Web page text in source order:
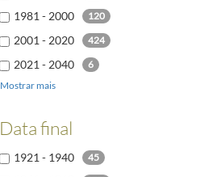
1981 - 2000 120
2001 - 2020 424
2021 - 2040
6
Mostrar mais
Data final
1921 - 1940 45